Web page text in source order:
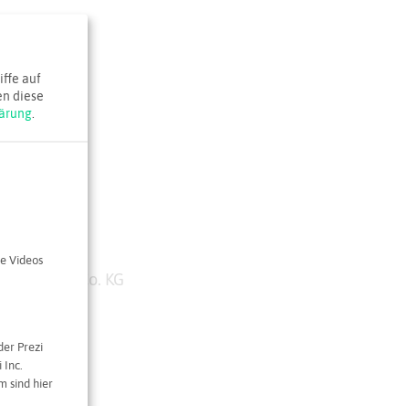
GmbH & Co. KG
auf
diese
.
Videos
Prezi
Inc.
sind hier